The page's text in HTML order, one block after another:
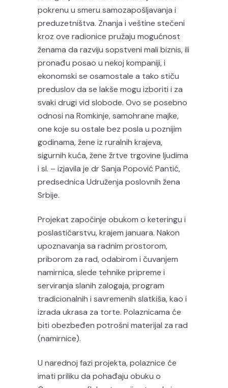
pokrenu u smeru samozapošljavanja i
preduzetništva. Znanja i veštine stečeni
kroz ove radionice pružaju mogućnost
ženama da razviju sopstveni mali biznis, ili
pronađu posao u nekoj kompaniji, i
ekonomski se osamostale a tako stiču
preduslov da se lakše mogu izboriti i za
svaki drugi vid slobode. Ovo se posebno
odnosi na Romkinje, samohrane majke,
one koje su ostale bez posla u poznijim
godinama, žene iz ruralnih krajeva,
sigurnih kuća, žene žrtve trgovine ljudima
i sl. – izjavila je dr Sanja Popović Pantić,
predsednica Udruženja poslovnih žena
Srbije.
Projekat započinje obukom o keteringu i
poslastičarstvu, krajem januara. Nakon
upoznavanja sa radnim prostorom,
priborom za rad, odabirom i čuvanjem
namirnica, slede tehnike pripreme i
serviranja slanih zalogaja, program
tradicionalnih i savremenih slatkiša, kao i
izrada ukrasa za torte. Polaznicama će
biti obezbeđen potrošni materijal za rad
(namirnice).
U narednoj fazi projekta, polaznice će
imati priliku da pohađaju obuku o